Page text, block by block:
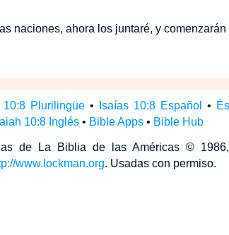
naciones, ahora los juntaré, y
10:8 Plurilingüe • Isaías 10:8 Español •
10:8 Inglés• Bible Apps• Bible Hub
de La Biblia de las Américas ©
www.lockman.org. Usadas con permiso.